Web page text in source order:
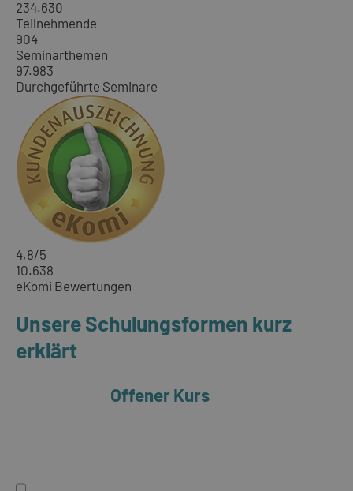
234.630
Teilnehmende
904
Seminarthemen
97.983
Durchgeführte Seminare
4,8/5
10.638
eKomi Bewertungen
Unsere Schulungsformen kurz
erklärt
Offener Kurs